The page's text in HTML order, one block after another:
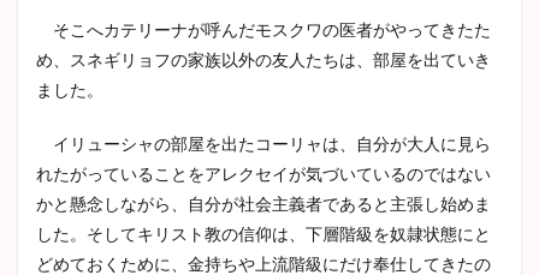
そこへカテリーナが呼んだモスクワの医者がやってきたた
め、スネギリョフの家族以外の友人たちは、部屋を出ていき
ました。
イリューシャの部屋を出たコーリャは、自分が大人に見ら
れたがっていることをアレクセイが気づいているのではない
かと懸念しながら、自分が社会主義者であると主張し始めま
した。そしてキリスト教の信仰は、下層階級を奴隷状態にと
どめておくために、金持ちや上流階級にだけ奉仕してきたの